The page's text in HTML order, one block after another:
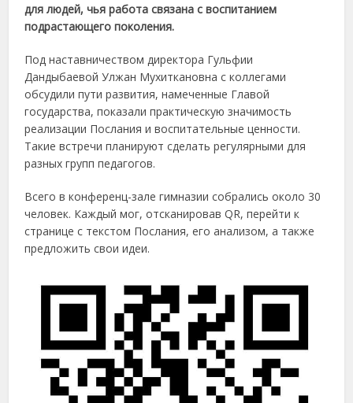
для людей, чья работа связана с воспитанием
подрастающего поколения.
Под наставничеством директора Гульфии
Дандыбаевой Улжан Мухиткановна с коллегами
обсудили пути развития, намеченные Главой
государства, показали практическую значимость
реализации Послания и воспитательные ценности.
Такие встречи планируют сделать регулярными для
разных групп педагогов.
Всего в конференц-зале гимназии собрались около 30
человек. Каждый мог, отсканировав QR, перейти к
странице с текстом Послания, его анализом, а также
предложить свои идеи.